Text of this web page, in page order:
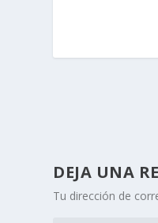
DEJA UNA
Tu dirección de